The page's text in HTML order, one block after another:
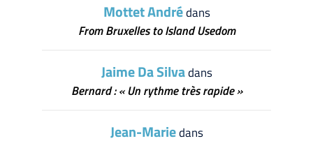
Mottet Andrédans
From Bruxelles to Island Usedom
Jaime Da Silvadans
Bernard : « Un rythme très rapide »
Jean-Mariedans